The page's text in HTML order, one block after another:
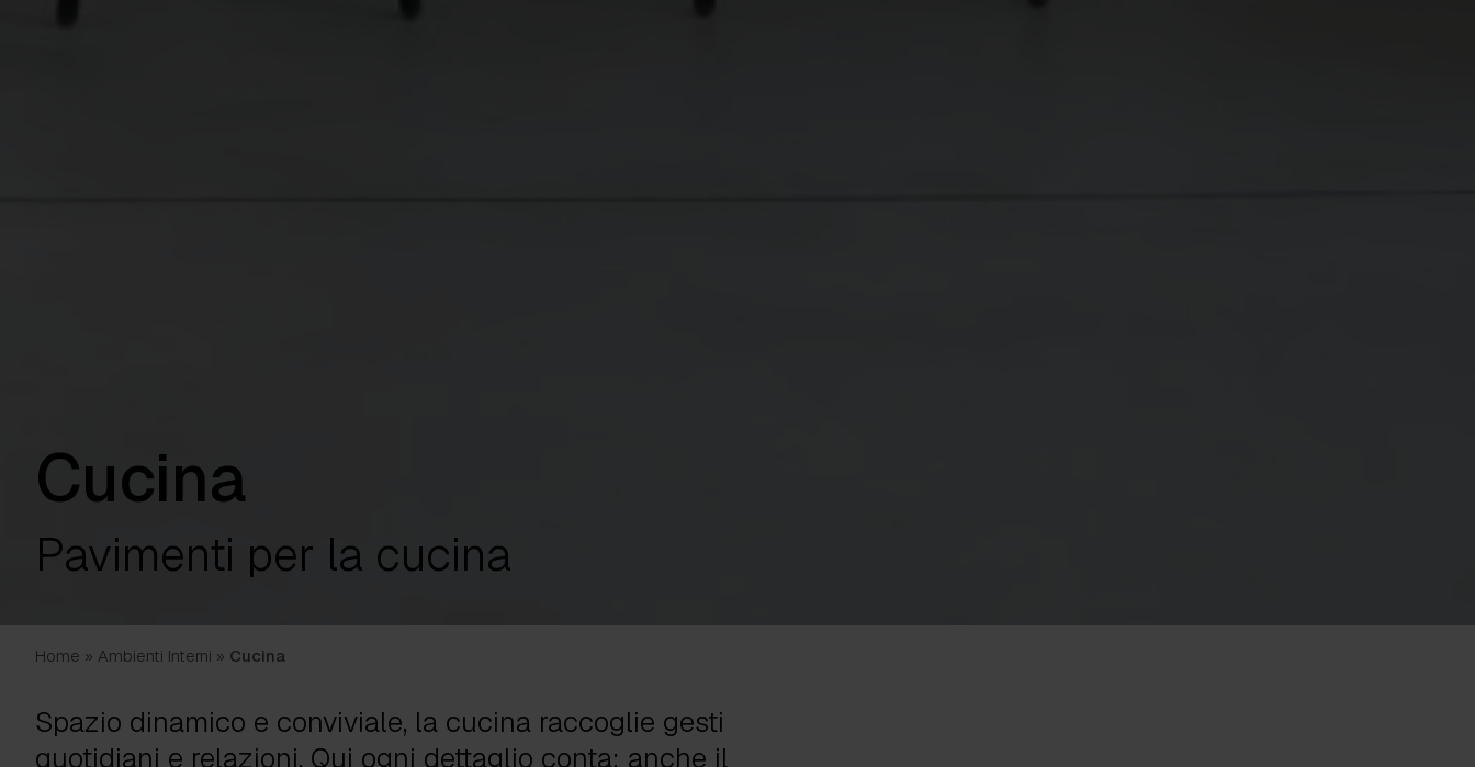
Cucina
Pavimenti per la cucina
Home » Ambienti Interni » Cucina
Spazio dinamico e conviviale, la cucina raccoglie gesti
quotidiani e relazioni. Qui ogni dettaglio conta: anche il